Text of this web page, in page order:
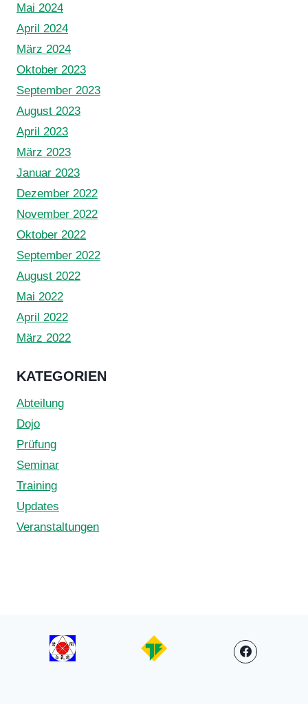
Mai 2024
April 2024
März 2024
Oktober 2023
September 2023
August 2023
April 2023
März 2023
Januar 2023
Dezember 2022
November 2022
Oktober 2022
September 2022
August 2022
Mai 2022
April 2022
März 2022
KATEGORIEN
Abteilung
Dojo
Prüfung
Seminar
Training
Updates
Veranstaltungen